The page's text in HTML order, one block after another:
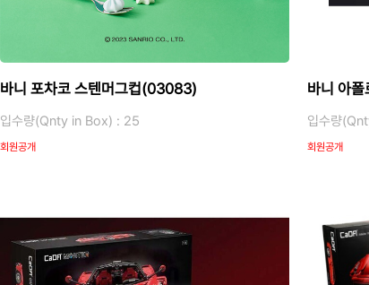
바니 포차코 스텐머그컵(03083)
입수량(Qnty in Box) : 25
회원공개
바니 아
입수량
회원공개